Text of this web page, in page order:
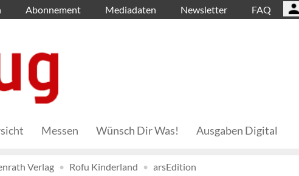
Abonnement Mediadaten Newsletter FAQ
Messen Wünsch Dir Was! Ausgaben Digital
Verlag Rofu Kinderland arsEdition